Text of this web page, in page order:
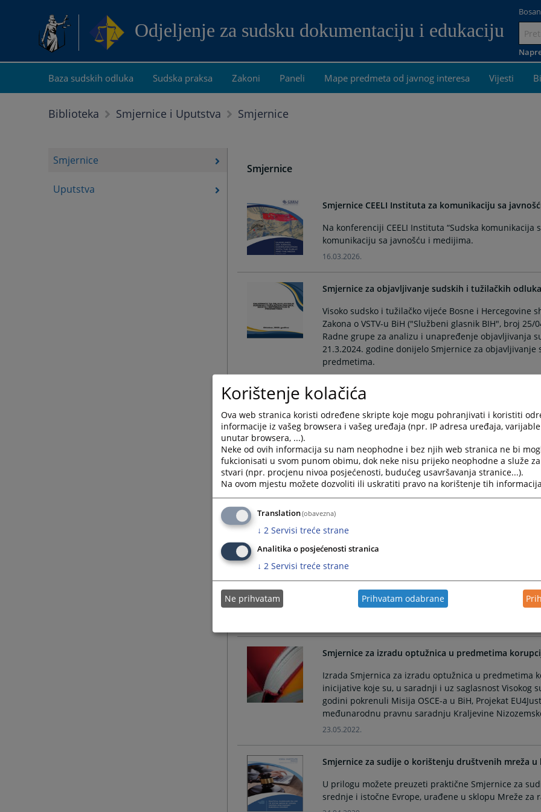
Odjeljenje za sudsku dokumentaciju i edukaciju
na
Baza sudskih odluka Sudska praksa Zakoni Paneli Mape predmeta od javnog interesa Vijesti
Biblioteka Smjernice i Uputstva Smjernice
Smjernice
Uputstva
Smjernice
Smjernice CEELI Instituta za komunikaciju sa
Na konferenciji CEELI Instituta “Sudska
komunikaciju sa javnošću i medijima.
16.03.2026.
Smjernice za objavljivanje sudskih i tužilačkih
Visoko sudsko i tužilačko vijeće Bosne i Hercegovine
Zakona o VSTV-u BiH ("Službeni glasnik BIH", broj
Radne grupe za analizu i unapređenje objavljivanja
21.3.2024. godine donijelo Smjernice za
predmetima.
06.06.2024.
Smjernice o dugoročnoj saradnji pravosudnih
oblasti praktičnog usavršavanja studenata
Na osnovu odredbe člana 17. tačke (28) Zakona o
Hercegovine (dalje: Vijeće) na osnovu kojeg Vijeće
mogu uticati na pravosuđe i daje smjernice
održanoj 8. i 9. februara 2023. godine, usvojene su
institucija i pravnih fakulteta u Bosni i Hercegovini u
10.02.2023.
Praktične smjernice za sudovanje na daljinu u
U prilogu možete preuzeti publikaciju „Praktične
Evropi“ koju nam je dostavila sudija Krivičnog
Godišnjej konferencije pravosudne mreže, koja je
07. maja 2022. godine.
Smjernice za izradu optužnica u predmetima
Izrada Smjernica za izradu optužnica u predmetima
inicijative koje su, u saradnji i uz saglasnost Visokog
godini pokrenuli Misija OSCE-a u BiH, Projekat
međunarodnu pravnu saradnju Kraljevine
23.05.2022.
Smjernice za sudije o korištenju društvenih mreža
U prilogu možete preuzeti praktične Smjernice za
srednje i istočne Evrope, urađene u sklopu Mreže
Korištenje kolačića
Ova web stranica koristi određene skripte koje mogu pohranjivati i koristiti
informacije iz vašeg browsera i vašeg uređaja (npr. IP adresa uređaja,
unutar browsera, ...).
Neke od ovih informacija su nam neophodne i bez njih web stranica ne bi
fukcionisati u svom punom obimu, dok neke nisu prijeko neophodne a služe
stvari (npr. procjenu nivoa posjećenosti, budućeg usavršavanja stranice...).
Na ovom mjestu možete dozvoliti ili uskratiti pravo na korištenje tih
Translation(obavezna)
↓ 2 Servisi treće strane
Analitika o posjećenosti stranica
↓ 2 Servisi treće strane
Ne prihvatam Prihvatam odabrane